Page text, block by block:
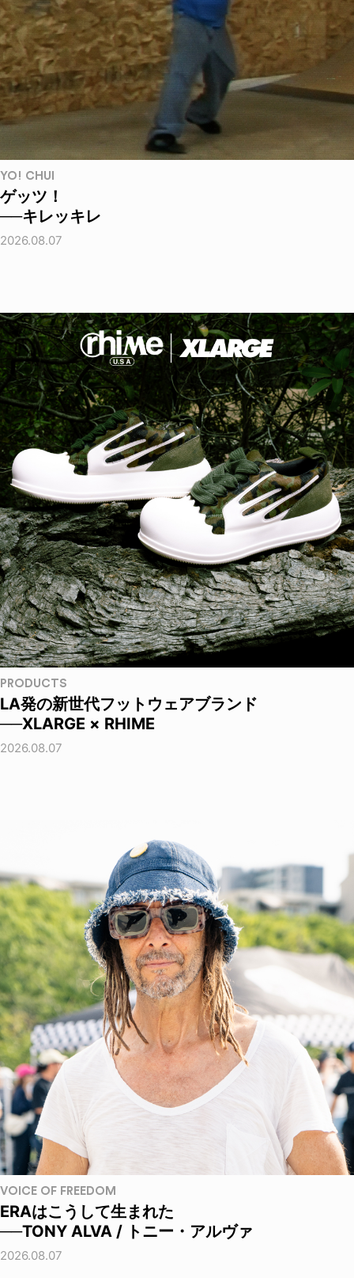
YO! CHUI
ゲッツ！
──キレッキレ
2026.08.07
PRODUCTS
LA発の新世代フットウェアブランド
──XLARGE × RHIME
2026.08.07
VOICE OF FREEDOM
ERAはこうして生まれた
──TONY ALVA / トニー・アルヴァ
2026.08.07